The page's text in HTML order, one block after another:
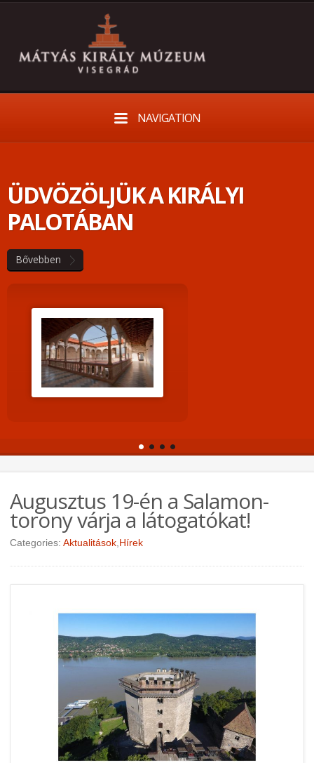
NAVIGATION
ÜDVÖZÖLJÜK A KIRÁLYI
PALOTÁBAN
Bővebben
Augusztus 19-én a Salamon-
torony várja a látogatókat!
Categories: Aktualitások Hírek